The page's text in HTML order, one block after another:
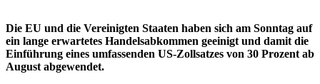
Die EU und die Vereinigten Staaten haben sich am Sonntag auf
ein lange erwartetes Handelsabkommen geeinigt und damit die
Einführung eines umfassenden US-Zollsatzes von 30 Prozent ab
August abgewendet.